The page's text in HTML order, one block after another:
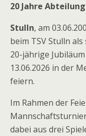
20 Jahre
Stulln, am
beim TSV Stulln
20-jährige
13.06.2026 in der
feiern.
Im Rahmen der
dabei aus drei